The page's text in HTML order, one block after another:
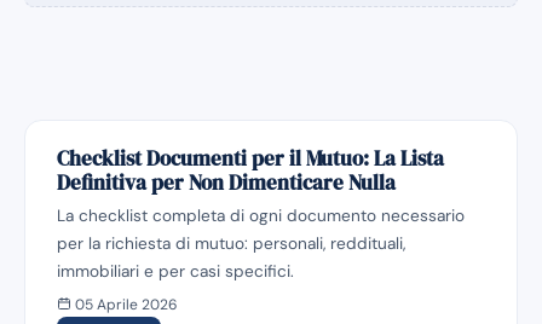
Checklist Documenti per il Mutuo: La Lista
Definitiva per Non Dimenticare Nulla
La checklist completa di ogni documento necessario
per la richiesta di mutuo: personali, reddituali,
immobiliari e per casi specifici.
05 Aprile 2026